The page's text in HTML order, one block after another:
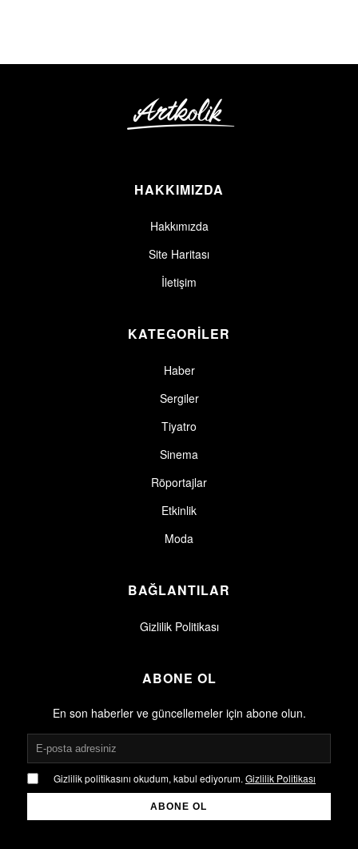
HAKKIMIZDA
Hakkımızda
Site Haritası
İletişim
KATEGORİLER
Haber
Sergiler
Tiyatro
Sinema
Röportajlar
Etkinlik
Moda
BAĞLANTILAR
Gizlilik Politikası
ABONE OL
En son haberler ve güncellemeler için abone olun.
Gizlilik politikasını okudum, kabul ediyorum. Gizlilik Politikası
ABONE OL